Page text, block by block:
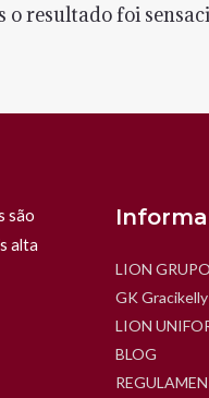
resultado foi
são
alta
LION GRUPO
GK
LION
BLOG